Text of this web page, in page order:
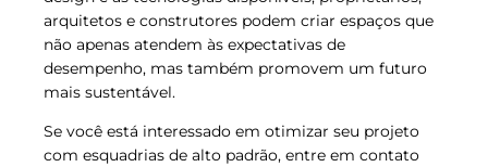
arquitetos e construtores podem criar espaços que
não apenas atendem às expectativas de
desempenho, mas também promovem um futuro
mais sustentável.
Se você está interessado em otimizar seu projeto
com esquadrias de alto padrão, entre em contato